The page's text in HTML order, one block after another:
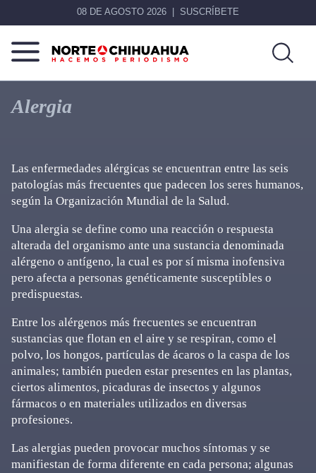
08 DE AGOSTO 2026 SUSCRÍBETE
Norte
De
Chihuahua
Más
que
noticias,
Alergia
Las enfermedades alérgicas se encuentran entre las seis
patologías más frecuentes que padecen los seres humanos,
según la Organización Mundial de la Salud.
Una alergia se define como una reacción o respuesta
alterada del organismo ante una sustancia denominada
alérgeno o antígeno, la cual es por sí misma inofensiva
pero afecta a personas genéticamente susceptibles o
predispuestas.
Entre los alérgenos más frecuentes se encuentran
sustancias que flotan en el aire y se respiran, como el
polvo, los hongos, partículas de ácaros o la caspa de los
animales; también pueden estar presentes en las plantas,
ciertos alimentos, picaduras de insectos y algunos
fármacos o en materiales utilizados en diversas
profesiones.
Las alergias pueden provocar muchos síntomas y se
manifiestan de forma diferente en cada persona; algunas